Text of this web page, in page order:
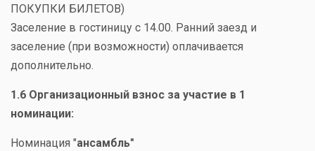
ПОКУПКИ БИЛЕТОВ)
Заселение в гостиницу с 14.00. Ранний заезд и
заселение (при возможности) оплачивается
дополнительно.
1.6 Организационный взнос за участие в 1
номинации:
Номинация "ансамбль"